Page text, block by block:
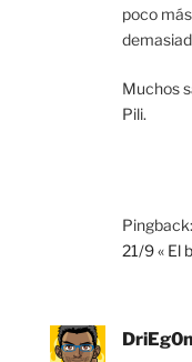
poco
Muchos
Pili.
Pingback:
21/9 « El
DriEg0n